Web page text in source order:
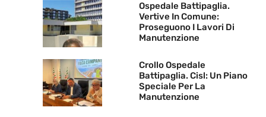
Ospedale Battipaglia.
Vertive In Comune:
Proseguono I Lavori Di
Manutenzione
Crollo Ospedale
Battipaglia. Cisl: Un Piano
Speciale Per La
Manutenzione